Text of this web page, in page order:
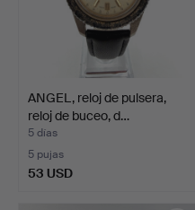
ANGEL, reloj de pulsera,
reloj de buceo, d…
5 días
5 pujas
53 USD